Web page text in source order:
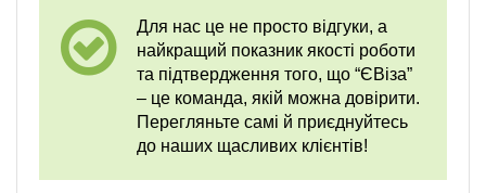
Для нас це не просто відгуки, а
найкращий показник якості роботи
та підтвердження того, що “ЄВіза”
– це команда, якій можна довірити.
Перегляньте самі й приєднуйтесь
до наших щасливих клієнтів!